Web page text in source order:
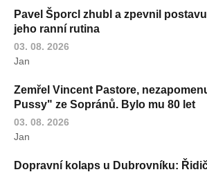
Pavel Šporcl zhubl a zpevnil
jeho ranní rutina
03. 08. 2026
Jan
Zemřel Vincent Pastore,
Pussy" ze Sopránů. Bylo mu 80 let
03. 08. 2026
Jan
Dopravní kolaps u Dubrovníku: